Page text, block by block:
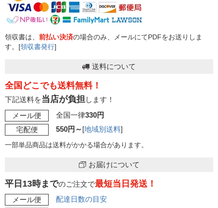
領収書は、 前払い決済の場合のみ、メールにてPDFをお送りしま
す。[領収書発行]
送料について
全国どこでも送料無料！
下記送料を当店が負担します！
メール便
全国一律330円
宅配便
550円～[地域別送料]
一部単品商品は送料がかかる場合があります。
お届けについて
平日13時までのご注文で最短当日発送！
メール便
配達日数の目安